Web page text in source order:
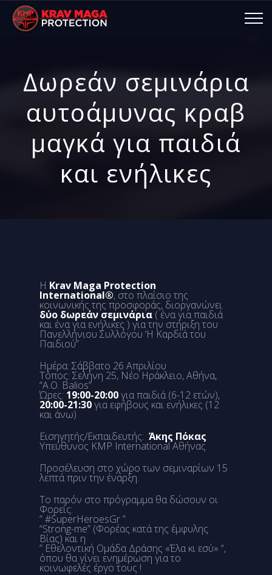
Δωρεάν σεμινάρια
αυτοάμυνας κραβ
μαγκά για παιδιά
και ενήλικες
Η Krav Maga Protection
International®, στο πλαίσιο της
κοινωνικής της προσφοράς, διοργανώνει
δύο δωρεάν σεμινάρια ( ένα για παιδιά
και ένα για ενήλικες ) για την στήριξη του
Πανελλήνιου Συλλόγου ‘Η Καρδιά του
Παιδιού”
Ημέρα: Σάββατο 26 Απριλίου
Τόπος: Σελήνη 25, Νέο Ηράκλειο, Αθήνα,
“Α.Ο. Balios”
Ώρες: 19:00-20:00για παιδιά (6-12 ετών),
20:00-21:30για εφήβους και ενήλικες (12
και άνω)
Εισηγητής/Εκπαιδευτής: Άκης Πόκας
Υπεύθυνος KMP International Αθήνας
Προσέλευση στο χώρο των σεμιναρίων 15
λεπτά πριν την έναρξη.
Το παρόν στο πρόγραμμα θα δώσουν οι
Φορείς:
” #SuperHeroesGr ”
“Strong-me” (Φορέας κατά της έμφυλης
Βίας) και η
” Εθελοντική Ομάδα Δράσης «Έλα κι εσύ» “,
όπου θα γίνει ενημέρωση για το
κοινωφελές έργο τους !